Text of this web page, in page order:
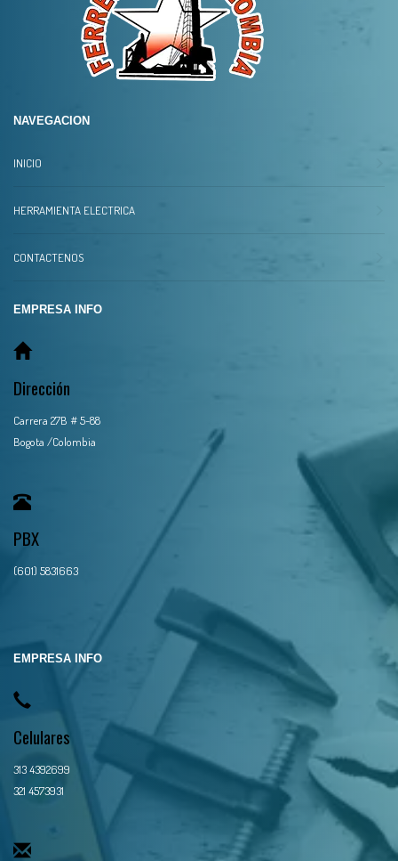
NAVEGACION
INICIO
HERRAMIENTA ELECTRICA
CONTACTENOS
EMPRESA INFO
Dirección
Carrera 27B # 5-88
Bogota /Colombia
PBX
(601) 5831663
EMPRESA INFO
Celulares
313 4392699
321 4573931